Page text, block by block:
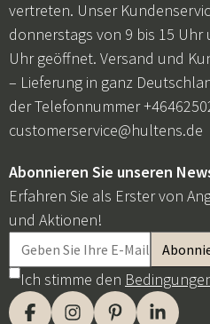
vertreten. Unser
donnerstags von 9 bis 15 Uhr
Uhr geöffnet. Versand und
– Lieferung in ganz
der Telefonnummer
customerservice@hultens.de
Abonnieren Sie unseren
Erfahren Sie als Erster von
und Aktionen!
Ich stimme den